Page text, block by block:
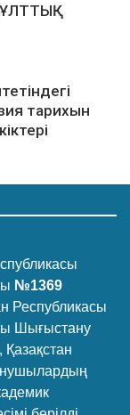
тарихын
№1369
Республикасы
Шығыстану